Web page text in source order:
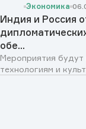
Экономика
Индия и Россия
обе...
Мероприятия будут
технологиям и